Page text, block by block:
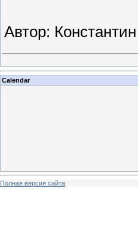
Автор:
Calendar
Полная версия сайта